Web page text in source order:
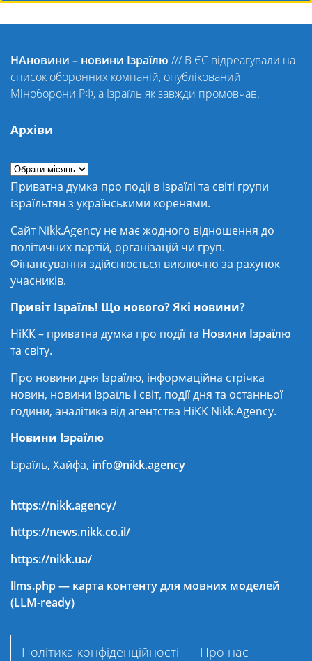
НАновини – новини Ізраїлю /// В ЄС відреагували на
список оборонних компаній, опублікований
Міноборони РФ, а Ізраїль як завжди промовчав.
Архіви
Приватна думка про події в Ізраїлі та світі групи
ізраїльтян з українськими коренями.
Сайт Nikk.Agency не має жодного відношення до
політичних партій, організацій чи груп.
Фінансування здійснюється виключно за рахунок
учасників.
Привіт Ізраїль! Що нового? Які новини?
НіКК – приватна думка про події та Новини Ізраїлю
та світу.
Про новини дня Ізраїлю, інформаційна стрічка
новин, новини Ізраїль і світ, події дня та останньої
години, аналітика від агентства НіКК Nikk.Agency.
Новини Ізраїлю
Ізраїль, Хайфа, info@nikk.agency
https://nikk.agency/
https://news.nikk.co.il/
https://nikk.ua/
llms.php — карта контенту для мовних моделей
(LLM-ready)
Політика конфіденційності
Про нас